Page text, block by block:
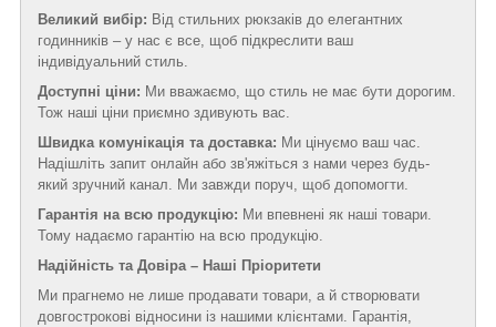
Великий вибір: Від стильних рюкзаків до елегантних
годинників – у нас є все, щоб підкреслити ваш
індивідуальний стиль.
Доступні ціни: Ми вважаємо, що стиль не має бути дорогим.
Тож наші ціни приємно здивують вас.
Швидка комунікація та доставка: Ми цінуємо ваш час.
Надішліть запит онлайн або зв'яжіться з нами через будь-
який зручний канал. Ми завжди поруч, щоб допомогти.
Гарантія на всю продукцію: Ми впевнені як наші товари.
Тому надаємо гарантію на всю продукцію.
Надійність та Довіра – Наші Пріоритети
Ми прагнемо не лише продавати товари, а й створювати
довгострокові відносини із нашими клієнтами. Гарантія,